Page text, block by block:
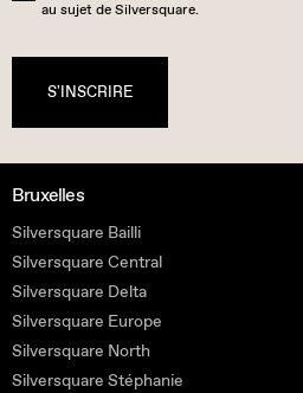
au sujet de Silversquare.
S'INSCRIRE
Bruxelles
Silversquare Bailli
Silversquare Central
Silversquare Delta
Silversquare Europe
Silversquare North
Silversquare Stéphanie